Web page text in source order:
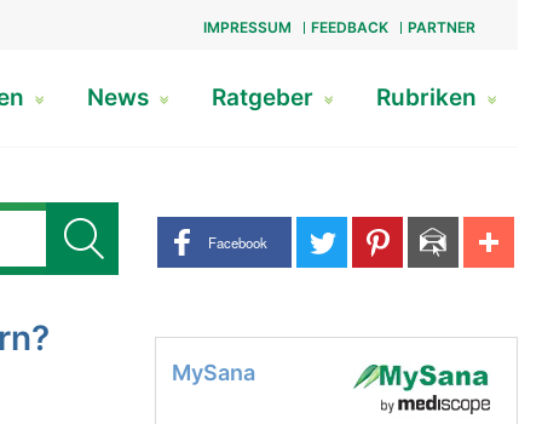
IMPRESSUM FEEDBACK PARTNER
News Ratgeber Rubriken
Share buttons
Facebook
MySana